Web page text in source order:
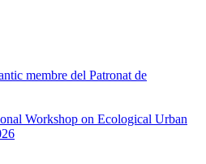
membre del Patronat de
Workshop on Ecological Urban